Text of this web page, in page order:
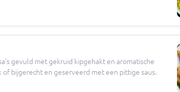
gevuld met gekruid kipgehakt en aromatische
of bijgerecht en geserveerd met een pittige saus.